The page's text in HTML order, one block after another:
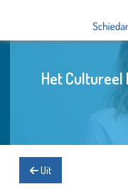
Het Cultureel
Uit